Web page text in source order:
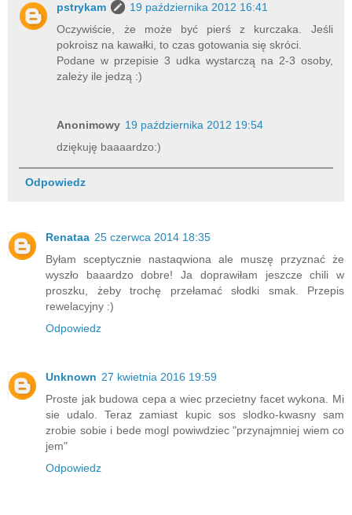
pstrykam
19 października 2012 16:41
Oczywiście, że może być pierś z kurczaka. Jeśli
pokroisz na kawałki, to czas gotowania się skróci.
Podane w przepisie 3 udka wystarczą na 2-3 osoby,
zależy ile jedzą :)
Anonimowy 19 października 2012 19:54
dziękuję baaaardzo:)
Odpowiedz
Renataa 25 czerwca 2014 18:35
Byłam sceptycznie nastaqwiona ale muszę przyznać że
wyszło baaardzo dobre! Ja doprawiłam jeszcze chili w
proszku, żeby trochę przełamać słodki smak. Przepis
rewelacyjny :)
Odpowiedz
Unknown 27 kwietnia 2016 19:59
Proste jak budowa cepa a wiec przecietny facet wykona. Mi
sie udalo. Teraz zamiast kupic sos slodko-kwasny sam
zrobie sobie i bede mogl powiwdziec "przynajmniej wiem co
jem"
Odpowiedz